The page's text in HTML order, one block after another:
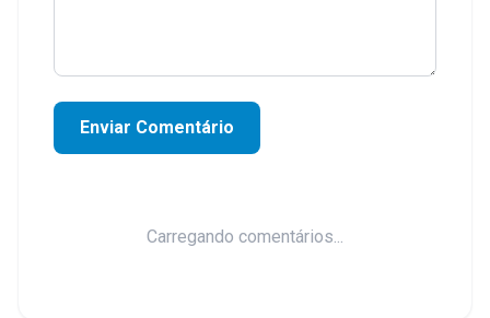
Enviar Comentário
Carregando comentários...